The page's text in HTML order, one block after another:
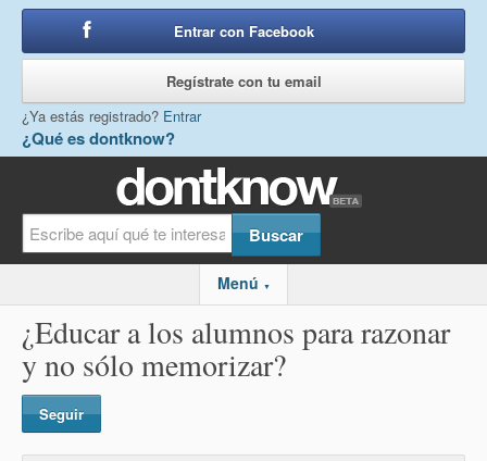
¿Qué es dontknow?
Entrar con Facebook
Regístrate con tu email
¿Ya estás registrado? Entrar
Menú ▼
¿Educar a los alumnos para razonar
y no sólo memorizar?
Seguir